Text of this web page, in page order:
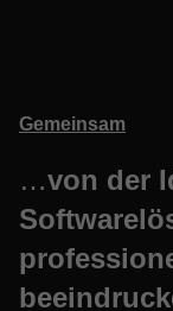
Gemeinsam
…von der